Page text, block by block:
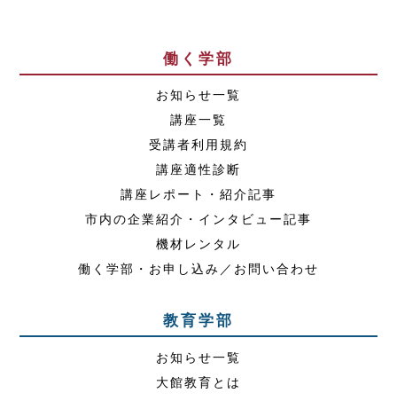
働く学部
お知らせ一覧
講座一覧
受講者利用規約
講座適性診断
講座レポート・紹介記事
市内の企業紹介・インタビュー記事
機材レンタル
働く学部・お申し込み／お問い合わせ
教育学部
お知らせ一覧
大館教育とは